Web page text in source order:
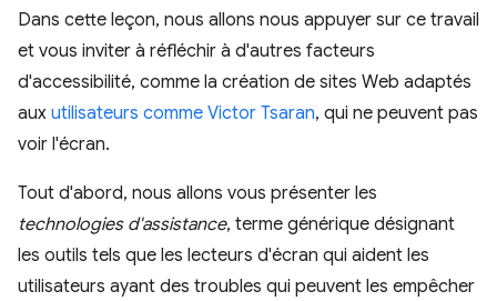
Dans cette leçon, nous allons nous appuyer sur ce travail
et vous inviter à réfléchir à d'autres facteurs
d'accessibilité, comme la création de sites Web adaptés
aux utilisateurs comme Victor Tsaran, qui ne peuvent pas
voir l'écran.
Tout d'abord, nous allons vous présenter les
technologies d'assistance, terme générique désignant
les outils tels que les lecteurs d'écran qui aident les
utilisateurs ayant des troubles qui peuvent les empêcher